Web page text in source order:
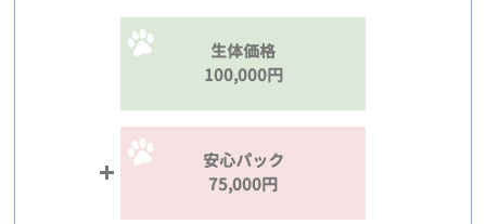
生体価格
100,000円
安心パック
75,000円